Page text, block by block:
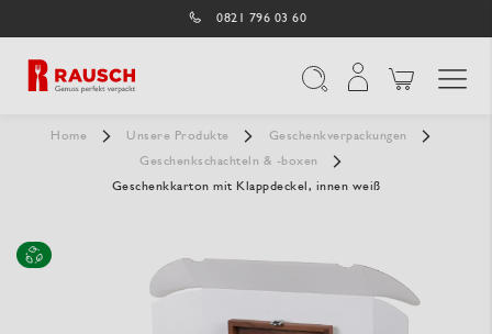
0821 796 03 60
Home Unsere Produkte
Geschenkverpackungen
Geschenkschachteln & -boxen
Geschenkkarton mit Klappdeckel, innen weiß